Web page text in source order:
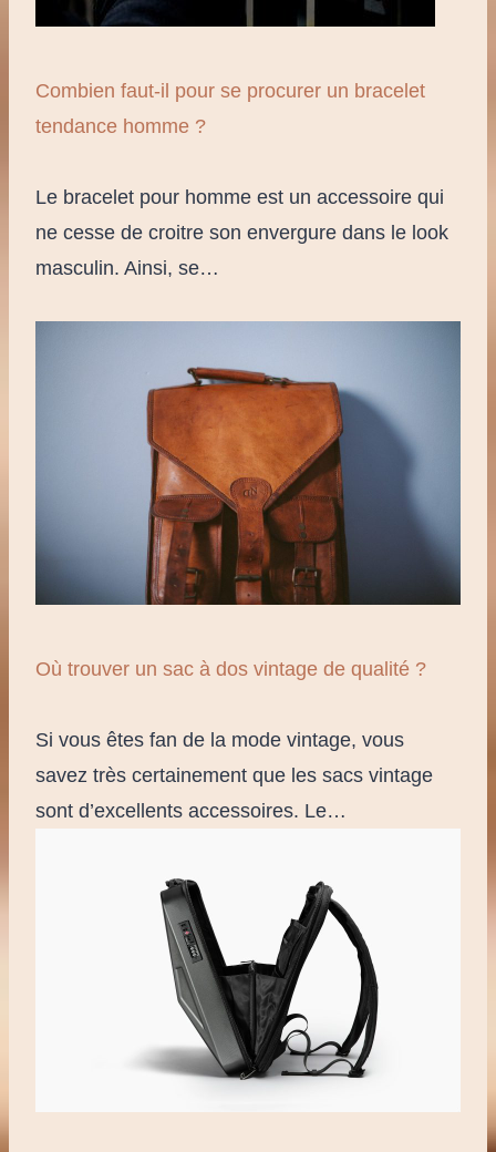
Combien faut-il pour se procurer un bracelet
tendance homme ?
Le bracelet pour homme est un accessoire qui
ne cesse de croitre son envergure dans le look
masculin. Ainsi, se…
Où trouver un sac à dos vintage de qualité ?
Si vous êtes fan de la mode vintage, vous
savez très certainement que les sacs vintage
sont d’excellents accessoires. Le…